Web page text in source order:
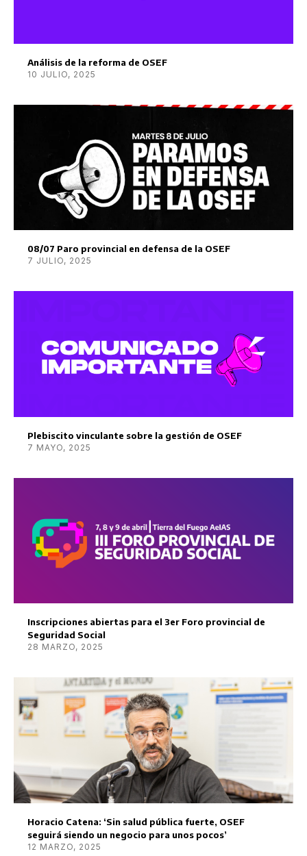
Análisis de la reforma de OSEF
10 JULIO, 2025
08/07 Paro provincial en defensa de la OSEF
7 JULIO, 2025
Plebiscito vinculante sobre la gestión de OSEF
7 MAYO, 2025
Inscripciones abiertas para el 3er Foro provincial de
Seguridad Social
28 MARZO, 2025
Horacio Catena: ‘Sin salud pública fuerte, OSEF
seguirá siendo un negocio para unos pocos’
12 MARZO, 2025